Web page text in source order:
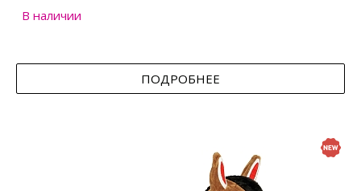
В наличии
ПОДРОБНЕЕ